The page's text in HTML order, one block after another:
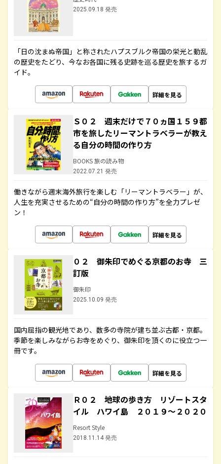
2025.09.18 発売
「日の沈まぬ帝国」と称されたハプスブルク帝国の栄光と動乱
の歴史をたどり、今なお各国に残る史跡を巡る歴史を旅するガ
イド。
詳細を見る
Ｓ０２ 週末だけで７０ヵ国１５９都
市を旅したリーマントラベラーが教え
る自分の時間の作り方
BOOKS 旅の読み物
2022.07.21 発売
働きながら週末海外旅行を楽しむ「リーマントラベラー」が、
人生を充実させるための“自分の時間の作り方”を全力プレゼ
ン！
詳細を見る
０２ 御朱印でめぐる京都のお寺 三
訂版
御朱印
2025.10.09 発売
国内屈指の観光地であり、数多の寺院が建ち並ぶ古都・京都。
季節を楽しみながらお寺をめぐり、御朱印を頂くのに役立つ一
冊です。
詳細を見る
Ｒ０２ 地球の歩き方 リゾートスタ
イル ハワイ島 ２０１９～２０２０
Resort Style
2018.11.14 発売